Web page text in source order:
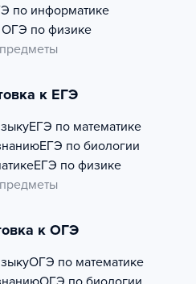
по информатике
ОГЭ по физике
к ЕГЭ
ЕГЭ по математике
ЕГЭ по биологии
ЕГЭ по физике
к ОГЭ
ОГЭ по математике